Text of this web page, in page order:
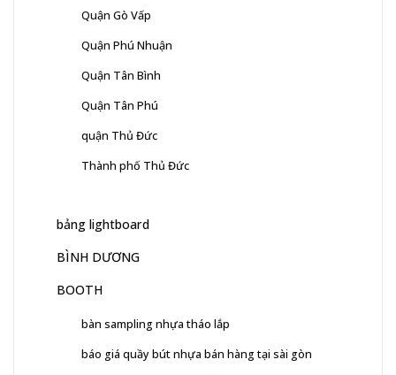
Quận Gò Vấp
Quận Phú Nhuận
Quận Tân Bình
Quận Tân Phú
quận Thủ Đức
Thành phố Thủ Đức
bảng lightboard
BÌNH DƯƠNG
BOOTH
bàn sampling nhựa tháo lắp
báo giá quầy bút nhựa bán hàng tại sài gòn